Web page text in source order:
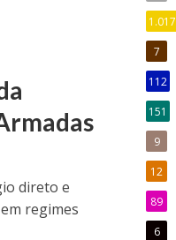
direto e
regimes
1.017
7
112
151
9
12
89
6